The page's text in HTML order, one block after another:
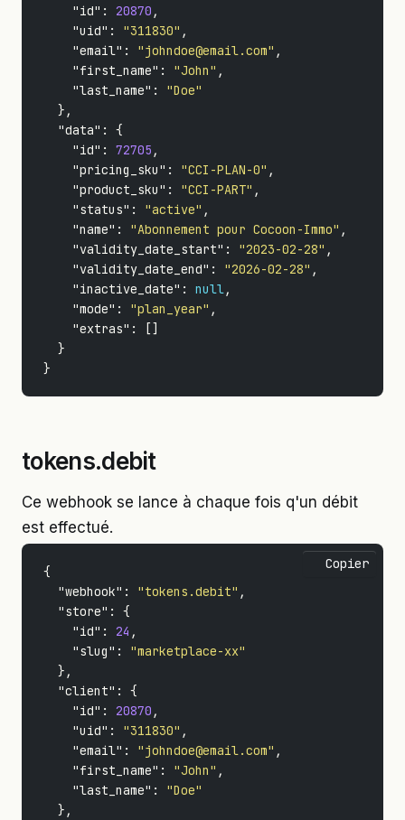
"id" : 20870 ,
"uid" : "311830" ,
"email" : "johndoe@email.com" ,
"first_name" : "John" ,
"last_name" :
"Doe"
},
"data" :
{
"id" : 72705 ,
"pricing_sku" : "CCI-PLAN-0" ,
"product_sku" : "CCI-PART" ,
"status" : "active" ,
"name" : "Abonnement pour Cocoon-Immo" ,
"validity_date_start" : "2023-02-28" ,
"validity_date_end" : "2026-02-28" ,
"inactive_date" : null,
"mode" : "plan_year" ,
"extras" :
[]
}
}
tokens.debit
Ce webhook se lance à chaque fois q'un débit
est effectué.
{
"webhook" : "tokens.debit" ,
"store" :
{
"id" : 24 ,
"slug" :
"marketplace-xx"
},
"client" :
{
"id" : 20870 ,
"uid" : "311830" ,
"email" : "johndoe@email.com" ,
"first_name" : "John" ,
"last_name" :
"Doe"
},
Copier